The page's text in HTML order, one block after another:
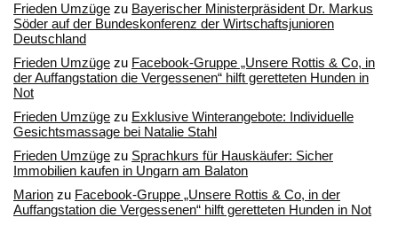
Frieden Umzüge zu Bayerischer Ministerpräsident Dr. Markus
Söder auf der Bundeskonferenz der Wirtschaftsjunioren
Deutschland
Frieden Umzüge zu Facebook-Gruppe „Unsere Rottis & Co, in
der Auffangstation die Vergessenen“ hilft geretteten Hunden in
Not
Frieden Umzüge zu Exklusive Winterangebote: Individuelle
Gesichtsmassage bei Natalie Stahl
Frieden Umzüge zu Sprachkurs für Hauskäufer: Sicher
Immobilien kaufen in Ungarn am Balaton
Marion zu Facebook-Gruppe „Unsere Rottis & Co, in der
Auffangstation die Vergessenen“ hilft geretteten Hunden in Not